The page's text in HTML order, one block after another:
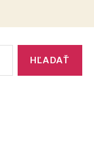
riešenie
krízy“